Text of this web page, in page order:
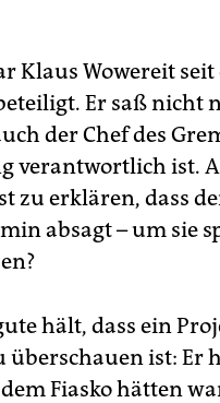
Klaus Wowereit
Er saß nicht
der Chef des
verantwortlich ist.
zu erklären, dass
absagt – um sie
hält, dass ein
ist: Er
Fiasko hätten